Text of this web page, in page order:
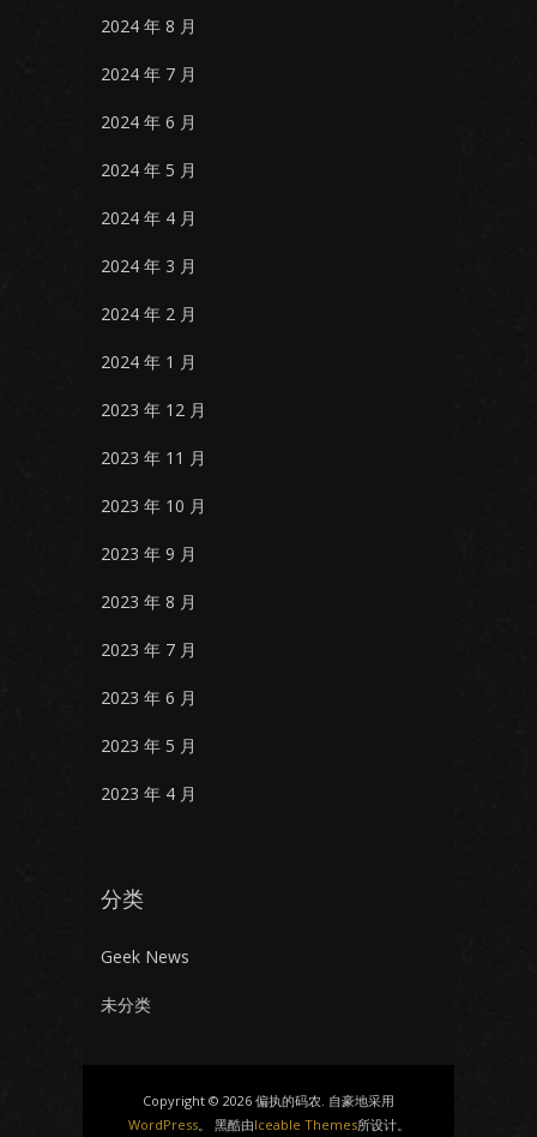
2024 年 8 月
2024 年 7 月
2024 年 6 月
2024 年 5 月
2024 年 4 月
2024 年 3 月
2024 年 2 月
2024 年 1 月
2023 年 12 月
2023 年 11 月
2023 年 10 月
2023 年 9 月
2023 年 8 月
2023 年 7 月
2023 年 6 月
2023 年 5 月
2023 年 4 月
分类
Geek News
未分类
Copyright © 2026 偏执的码农. 自豪地采用
WordPress。 黑酷由Iceable Themes所设计。